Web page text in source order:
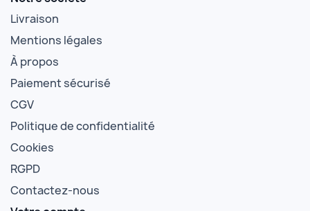
Livraison
Mentions légales
À propos
Paiement sécurisé
CGV
Politique de confidentialité
Cookies
RGPD
Contactez-nous